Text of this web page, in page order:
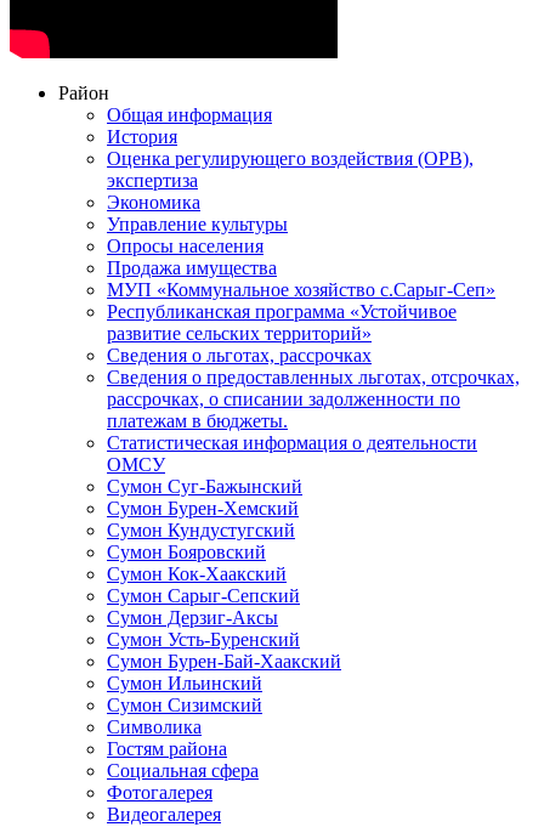
Район
Общая информация
История
Оценка регулирующего воздействия (ОРВ),
экспертиза
Экономика
Управление культуры
Опросы населения
Продажа имущества
МУП «Коммунальное хозяйство с.Сарыг-Сеп»
Республиканская программа «Устойчивое
развитие сельских территорий»
Сведения о льготах, рассрочках
Сведения о предоставленных льготах, отсрочках,
рассрочках, о списании задолженности по
платежам в бюджеты.
Статистическая информация о деятельности
ОМСУ
Сумон Суг-Бажынский
Сумон Бурен-Хемский
Сумон Кундустугский
Сумон Бояровский
Сумон Кок-Хаакский
Сумон Сарыг-Сепский
Сумон Дерзиг-Аксы
Сумон Усть-Буренский
Сумон Бурен-Бай-Хаакский
Сумон Ильинский
Сумон Сизимский
Символика
Гостям района
Социальная сфера
Фотогалерея
Видеогалерея